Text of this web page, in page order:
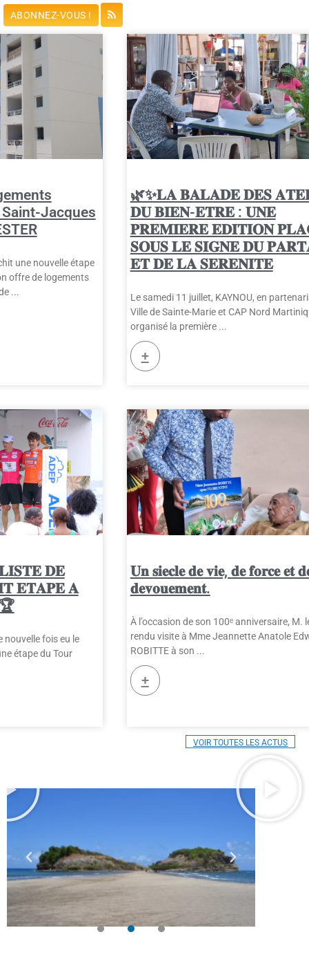
ABONNEZ-VOUS !
Jacques
une nouvelle étape
offre de logements
🌿✨𝐋𝐀 𝐁𝐀𝐋𝐀𝐃𝐄 𝐃𝐄𝐒
𝐃𝐔 𝐁𝐈𝐄𝐍-𝐄𝐓𝐑𝐄 : 𝐔𝐍𝐄
𝐏𝐑𝐄𝐌𝐈𝐄𝐑𝐄 𝐄𝐃𝐈𝐓𝐈𝐎𝐍
𝐒𝐎𝐔𝐒 𝐋𝐄 𝐒𝐈𝐆𝐍𝐄 𝐃𝐔
𝐄𝐓 𝐃𝐄 𝐋𝐀 𝐒𝐄𝐑𝐄𝐍𝐈𝐓𝐄
Le samedi 11 juillet, KAYNOU, en
Ville de Sainte-Marie et CAP Nord
organisé la première
+
𝐃𝐄
𝐄𝐓𝐀𝐏𝐄 𝐀
nouvelle fois eu le
étape du Tour
𝐔𝐧 𝐬𝐢𝐞𝐜𝐥𝐞 𝐝𝐞 𝐯𝐢𝐞, 𝐝𝐞 𝐟𝐨𝐫𝐜𝐞 𝐞𝐭
𝐝𝐞𝐯𝐨𝐮𝐞𝐦𝐞𝐧𝐭.
À l’occasion de son 100ᵉ anniversaire, M.
rendu visite à Mme Jeannette Anatole
ROBITTE à son
+
VOIR TOUTES LES ACTUS